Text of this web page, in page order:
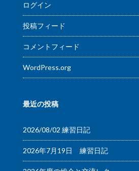
ログイン
投稿フィード
コメントフィード
WordPress.org
最近の投稿
2026/08/02 練習日記
2026年7月19日 練習日記